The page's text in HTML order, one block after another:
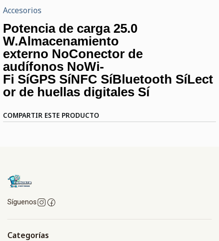
Accesorios
Potencia de carga 25.0
W.Almacenamiento
externo NoConector de
audífonos NoWi-
Fi SíGPS SíNFC SíBluetooth SíLect
or de huellas digitales Sí
COMPARTIR ESTE PRODUCTO
Síguenos
Categorías